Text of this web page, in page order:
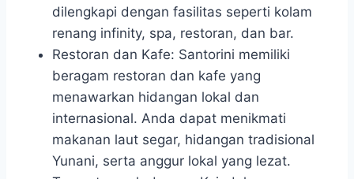
dilengkapi dengan fasilitas seperti kolam
renang infinity, spa, restoran, dan bar.
Restoran dan Kafe: Santorini memiliki
beragam restoran dan kafe yang
menawarkan hidangan lokal dan
internasional. Anda dapat menikmati
makanan laut segar, hidangan tradisional
Yunani, serta anggur lokal yang lezat.